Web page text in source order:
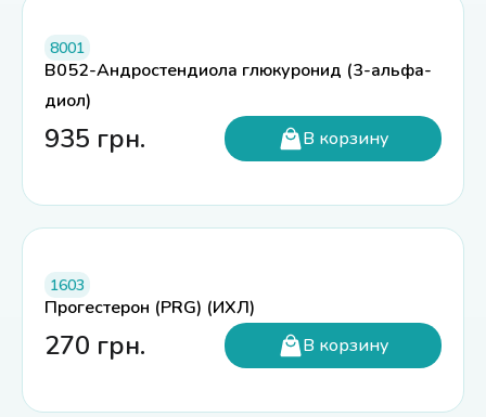
8001
B052-Андростендиола глюкуронид (3-альфа-
диол)
935 грн. В корзину
1603
Прогестерон (PRG) (ИХЛ)
270 грн. В корзину